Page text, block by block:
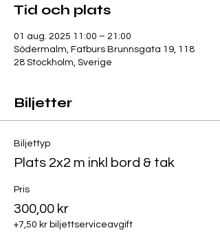
Tid och plats
01 aug. 2025 11:00 – 21:00
Södermalm, Fatburs Brunnsgata 19, 118
28 Stockholm, Sverige
Biljetter
Biljettyp
Plats 2x2 m inkl bord & tak
Pris
300,00 kr
+7,50 kr biljettserviceavgift